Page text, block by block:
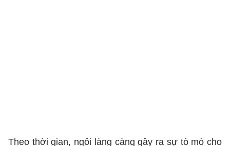
Theo thời gian, ngôi làng càng gây ra sự tò mò cho